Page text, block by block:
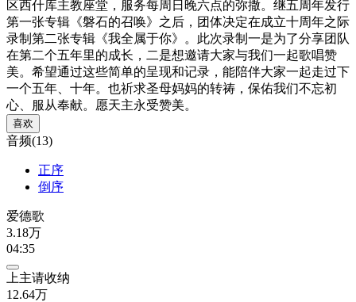
区西什库主教座堂，服务每周日晚六点的弥撒。继五周年发行
第一张专辑《磐石的召唤》之后，团体决定在成立十周年之际
录制第二张专辑《我全属于你》。此次录制一是为了分享团队
在第二个五年里的成长，二是想邀请大家与我们一起歌唱赞
美。希望通过这些简单的呈现和记录，能陪伴大家一起走过下
一个五年、十年。也祈求圣母妈妈的转祷，保佑我们不忘初
心、服从奉献。愿天主永受赞美。
喜欢
音频(13)
正序
倒序
爱德歌
3.18万
04:35
上主请收纳
12.64万